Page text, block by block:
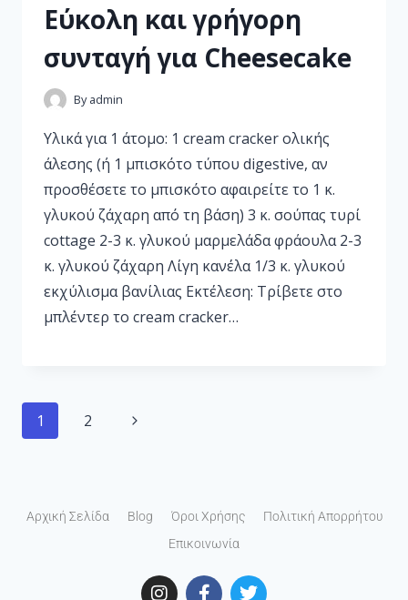
Εύκολη και γρήγορη
συνταγή για Cheesecake
By admin
Υλικά για 1 άτομο: 1 cream cracker ολικής
άλεσης (ή 1 μπισκότο τύπου digestive, αν
προσθέσετε το μπισκότο αφαιρείτε το 1 κ.
γλυκού ζάχαρη από τη βάση) 3 κ. σούπας τυρί
cottage 2-3 κ. γλυκού μαρμελάδα φράουλα 2-3
κ. γλυκού ζάχαρη Λίγη κανέλα 1/3 κ. γλυκού
εκχύλισμα βανίλιας Εκτέλεση: Τρίβετε στο
μπλέντερ το cream cracker…
1 2
Αρχική Σελίδα Blog Όροι Χρήσης
Πολιτική Απορρήτου
Επικοινωνία